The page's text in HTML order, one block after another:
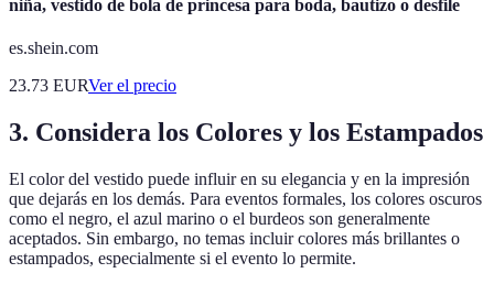
niña, vestido de bola de princesa para boda, bautizo o desfile
es.shein.com
23.73 EURVer el precio
3. Considera los Colores y los Estampados
El color del vestido puede influir en su elegancia y en la impresión
que dejarás en los demás. Para eventos formales, los colores oscuros
como el negro, el azul marino o el burdeos son generalmente
aceptados. Sin embargo, no temas incluir colores más brillantes o
estampados, especialmente si el evento lo permite.